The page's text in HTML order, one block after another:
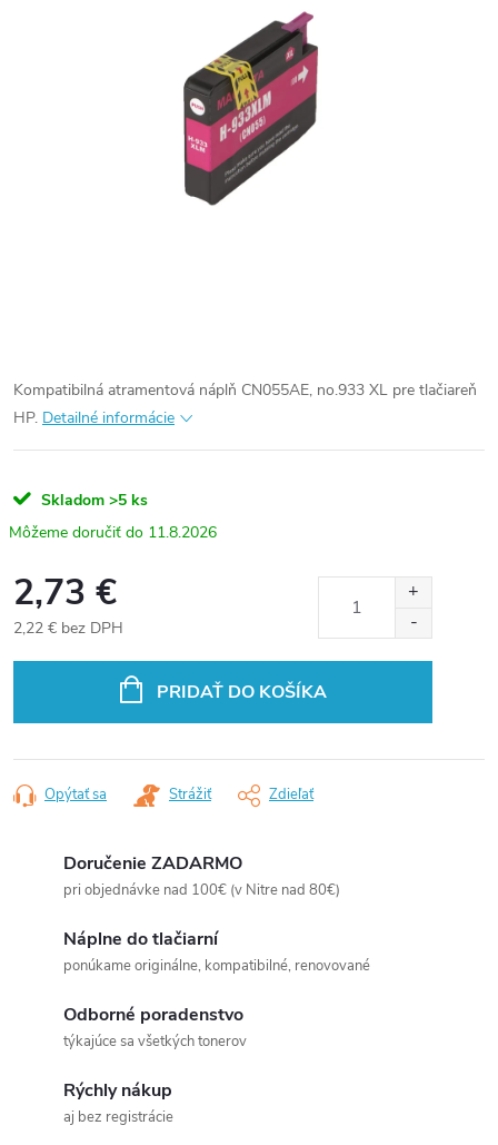
Kompatibilná atramentová náplň CN055AE, no.933 XL pre tlačiareň
HP. Detailné informácie
Skladom >5 ks
11.8.2026
2,73 €
2,22 € bez DPH
PRIDAŤ DO KOŠÍKA
Opýtať sa Strážiť Zdieľať
Doručenie ZADARMO
pri objednávke nad 100€ (v Nitre nad 80€)
Náplne do tlačiarní
ponúkame originálne, kompatibilné, renovované
Odborné poradenstvo
týkajúce sa všetkých tonerov
Rýchly nákup
aj bez registrácie